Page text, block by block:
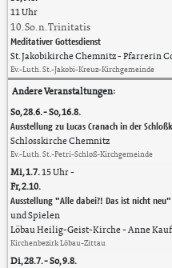
11 Uhr
10. So. n. Trinitatis
Meditativer Gottesdienst
St. Jakobikirche Chemnitz Pfarrerin
Ev.-Luth. St.-Jakobi-Kreuz-Kirchgemeinde
Andere Veranstaltungen:
So, 28.6. - So, 16.8.
Ausstellung zu Lucas Cranach in der
Schlosskirche Chemnitz
Ev.-Luth. St.-Petri-Schloß-Kirchgemeinde
Mi, 1.7.15 Uhr-
Fr, 2.10.
Ausstellung "Alle dabei?! Das ist nicht neu"
und Spielen
Löbau Heilig-Geist-Kirche Anne
Kirchenbezirk Löbau-Zittau
Di, 28.7. - So, 9.8.